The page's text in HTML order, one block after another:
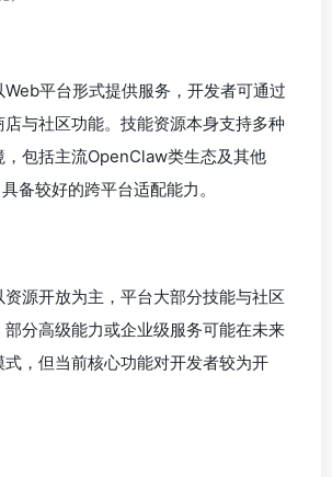
平台形式提供服务，开发者可通过
与社区功能。技能资源本身支持多种
包括主流OpenClaw类生态及其他
备较好的跨平台适配能力。
源开放为主，平台大部分技能与社区
部分高级能力或企业级服务可能在未来
，但当前核心功能对开发者较为开